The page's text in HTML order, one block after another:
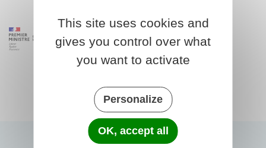
This site uses cookies and
gives you control over what
you want to activate
Personalize
OK, accept all